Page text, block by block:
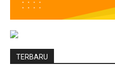
TERBARU